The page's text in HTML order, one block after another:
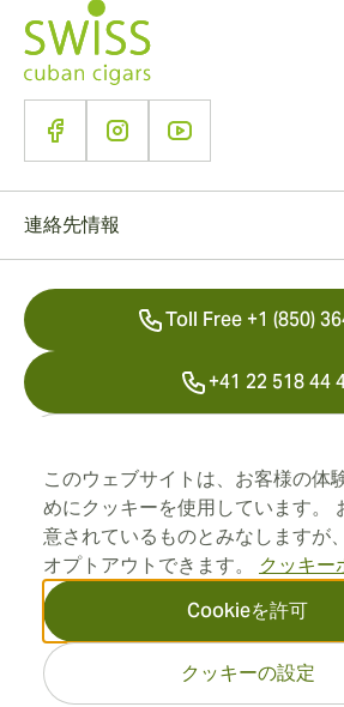
このウェブサイトは、お客様の体
めにクッキーを使用しています。
意されているものとみなしますが
オプトアウトできます。 クッキー
Cookieを許可
クッキーの設定
住所
インフォメーション
連絡先情報
Toll Free +1 (850)
+41 22 518 44
2026 SwissCubanCigars.jp —
Cigar Group. すべての権利は